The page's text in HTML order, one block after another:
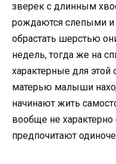
зверек с длинным
рождаются слепыми
обрастать шерстью
недель, тогда же на
характерные для
матерью малыши
начинают жить
вообще не
предпочитают